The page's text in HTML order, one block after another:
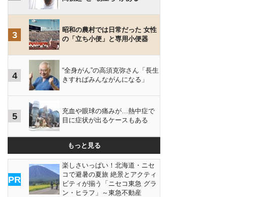
3
昭和の農村では日常だった 女性
の「立ち小便」と専用小便器
4
“全身がん”の高須克弥さん「長生
きすればみんながんになる」
5
充血や眼球の痛みが…熱中症で
目に症状が出るケースもある
もっと見る
PR
楽しさいっぱい！北海道・ニセ
コで避暑の夏旅 絶景とアクティ
ビティが揃う「ニセコ東急 グラ
ン・ヒラフ」～東急不動産